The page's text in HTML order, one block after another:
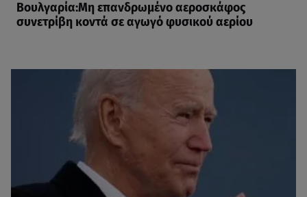
Βουλγαρία:Μη επανδρωμένο αεροσκάφος
συνετρίβη κοντά σε αγωγό φυσικού αερίου